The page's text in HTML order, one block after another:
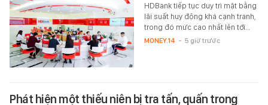
HDBank tiếp tục duy trì mặt bằng
lãi suất huy động khá cạnh tranh,
trong đó mức cao nhất lên tới…
MONEY.14 - 5 giờ trước
Phát hiện một thiếu niên bị tra tấn, quấn trong